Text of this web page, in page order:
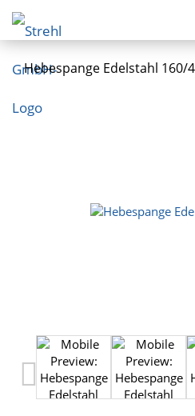
Hebespange Edelstahl 160/